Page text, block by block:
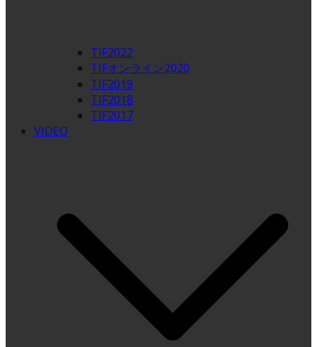
TIF2022
TIFオンライン2020
TIF2019
TIF2018
TIF2017
VIDEO